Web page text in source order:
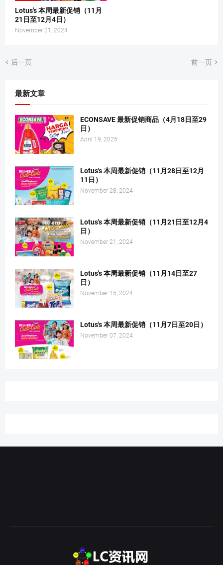
Lotus's 本周最新促销（11月
21日至12月4日）
November 21, 2024
后一页 前一页
最新文章
ECONSAVE 最新促销商品（4月18日至29
日）
April 19, 2025
Lotus's 本周最新促销（11月28日至12月
11日）
November 28, 2024
Lotus's 本周最新促销（11月21日至12月4
日）
November 21, 2024
Lotus's 本周最新促销（11月14日至27
日）
November 15, 2024
Lotus's 本周最新促销（11月7日至20日）
November 07, 2024